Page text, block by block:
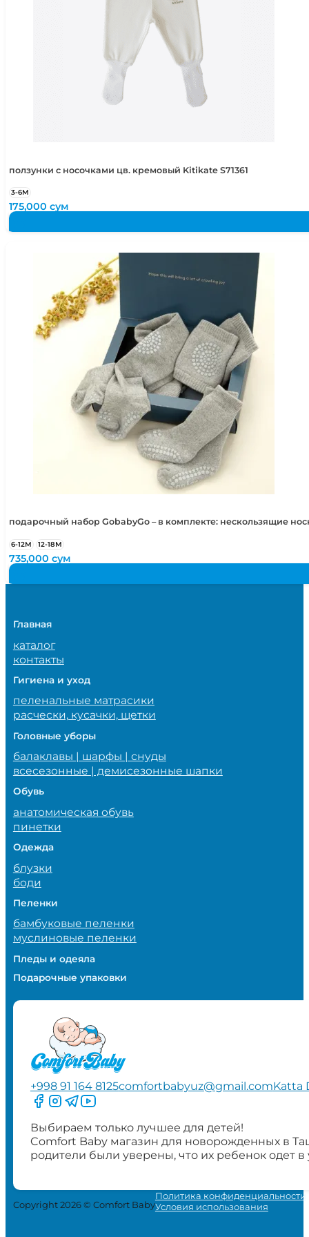
ползунки с носочками цв. кремовый Kitikate S71361
3-6М
175,000сум
подарочный набор GobabyGo – в комплекте: нескользящие
6-12М 12-18М
735,000сум
Главная
каталог
контакты
Гигиена и уход
пеленальные матрасики
расчески, кусачки, щетки
Головные уборы
балаклавы | шарфы | снуды
всесезонные | демисезонные шапки
Обувь
анатомическая обувь
пинетки
Одежда
блузки
боди
Пеленки
бамбуковые пеленки
муслиновые пеленки
Пледы и одеяла
Подарочные упаковки
+998 91 164 8125comfortbabyuz@gmail.comKatta
Следите за нами на Facebook
Следите за нами в Instagram
Следите за нами в Telegram
Следите за нами в YouTube
Выбираем только лучшее для детей!
Comfort Baby магазин для новорожденных в
родители были уверены, что их ребенок одет
Copyright 2026 © Comfort Baby
Политика конфиденциальности
Условия использования